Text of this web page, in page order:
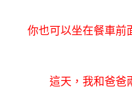
你也可以坐在餐車前
這天，我和爸爸